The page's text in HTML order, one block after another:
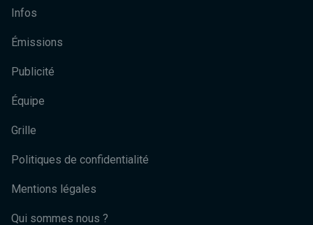
Infos
Émissions
Publicité
Équipe
Grille
Politiques de confidentialité
Mentions légales
Qui sommes nous ?